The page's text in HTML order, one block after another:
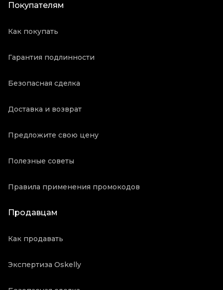
Покупателям
Как покупать
Гарантия подлинности
Безопасная сделка
Доставка и возврат
Предложите свою цену
Полезные советы
Правила применения промокодов
Продавцам
Как продавать
Экспертиза Oskelly